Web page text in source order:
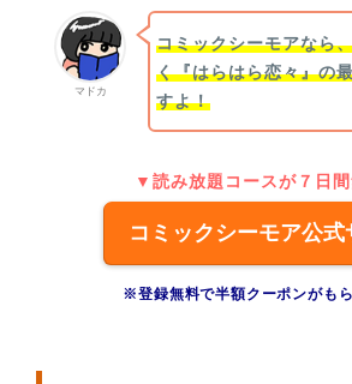
マドカ
コミックシーモアなら
く『はらはら恋々』の
すよ！
▼読み放題コースが７日
コミックシーモア公式
※登録無料で半額クーポンがもら